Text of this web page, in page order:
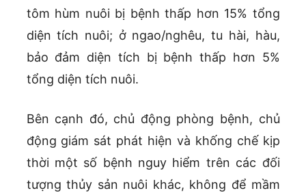
tôm hùm nuôi bị bệnh thấp hơn 15% tổng
diện tích nuôi; ở ngao/nghêu, tu hài, hàu,
bảo đảm diện tích bị bệnh thấp hơn 5%
tổng diện tích nuôi.
Bên cạnh đó, chủ động phòng bệnh, chủ
động giám sát phát hiện và khống chế kịp
thời một số bệnh nguy hiểm trên các đối
tượng thủy sản nuôi khác, không để mầm